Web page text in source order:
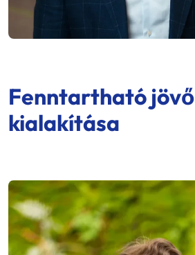
Fenntartható jövő
kialakítása